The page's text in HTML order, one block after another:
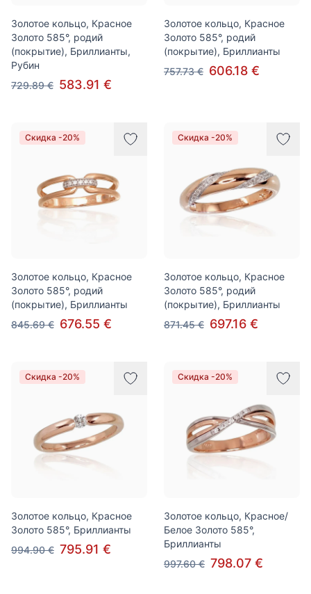
Золотое кольцо, Красное
Золото 585°, родий
(покрытие), Бриллианты,
Рубин
729.89 € 583.91 €
Золотое кольцо, Красное
Золото 585°, родий
(покрытие), Бриллианты
757.73 € 606.18 €
Скидка -20%
Золотое кольцо, Красное
Золото 585°, родий
(покрытие), Бриллианты
845.69 € 676.55 €
Скидка -20%
Золотое кольцо, Красное
Золото 585°, родий
(покрытие), Бриллианты
871.45 € 697.16 €
Скидка -20%
Золотое кольцо, Красное
Золото 585°, Бриллианты
994.90 € 795.91 €
Скидка -20%
Золотое кольцо, Красное/
Белое Золото 585°,
Бриллианты
997.60 € 798.07 €